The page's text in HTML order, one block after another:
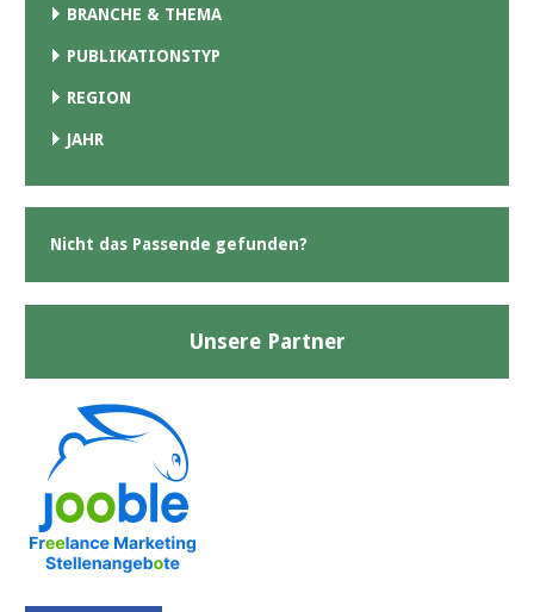
BRANCHE & THEMA
PUBLIKATIONSTYP
REGION
JAHR
Nicht das Passende gefunden?
Unsere Partner